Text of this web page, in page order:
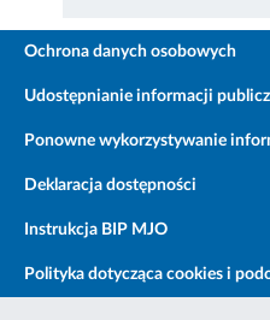
Ochrona danych osobowych
Udostępnianie informacji
Ponowne wykorzystywanie
Deklaracja dostępności
Instrukcja BIP MJO
Polityka dotycząca cookies i